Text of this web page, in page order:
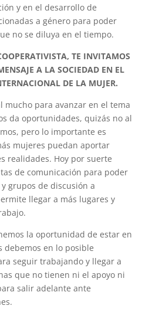
y en el desarrollo de
a género para poder
no se diluya en el tiempo.
TE INVITAMOS
A LA SOCIEDAD EN EL
DE LA MUJER.
mucho para avanzar en el tema
da oportunidades, quizás no al
pero lo importante es
mujeres puedan aportar
realidades. Hoy por suerte
de comunicación para poder
grupos de discusión a
llegar a más lugares y
la oportunidad de estar en
debemos en lo posible
seguir trabajando y llegar a
que no tienen ni el apoyo ni
salir adelante ante